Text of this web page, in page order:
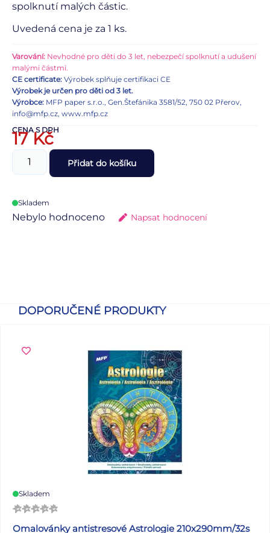
spolknutí malých částic.
Uvedená cena je za 1 ks.
Varování: Nevhodné pro děti do 3 let, nebezpečí spolknutí a udušení
malými částmi.
CE certificate: Výrobek splňuje certifikaci CE
Výrobek je určen pro děti od 3 let.
Výrobce: MFP paper s.r.o., Gen.Štefánika 3581/52, 750 02 Přerov,
info@mfp.cz, www.mfp.cz
CENA S DPH
17Kč
Přidat do košíku
Skladem
Nebylo hodnoceno Napsat hodnocení
DOPORUČENÉ PRODUKTY
Skladem
Omalovánky antistresové Astrologie 210x290mm/32s